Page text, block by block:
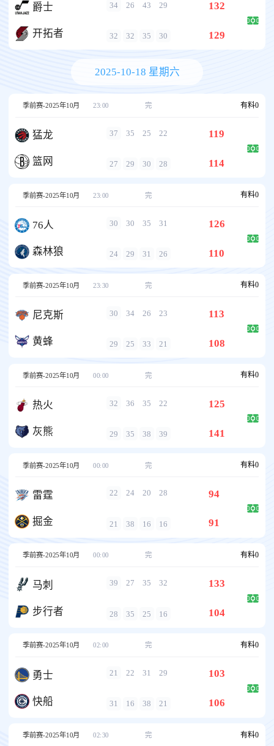
爵士
开拓者
34 26 43 29
32 32 35 30
132
129
2025-10-18 星期六
季前赛-2025年10月 23:00 完 有料0
猛龙
篮网
37 35 25 22
27 29 30 28
119
114
季前赛-2025年10月 23:00 完 有料0
76人
森林狼
30 30 35 31
24 29 31 26
126
110
季前赛-2025年10月 23:30 完 有料0
尼克斯
黄蜂
30 34 26 23
29 25 33 21
113
108
季前赛-2025年10月 00:00 完 有料0
热火
灰熊
32 36 35 22
29 35 38 39
125
141
季前赛-2025年10月 00:00 完 有料0
雷霆
掘金
22 24 20 28
21 38 16 16
94
91
季前赛-2025年10月 00:00 完 有料0
马刺
步行者
39 27 35 32
28 35 25 16
133
104
季前赛-2025年10月 02:00 完 有料0
勇士
快船
21 22 31 29
31 16 38 21
103
106
季前赛-2025年10月 02:30 完 有料0